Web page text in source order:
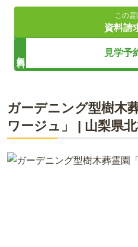
常説寺にあるお墓
名勝「昇仙峡」の近くにある樹
ます。 愛する家族に寂しい思い
この霊
資料請
見学予
ガーデニング型樹木
ワージュ」
山梨県